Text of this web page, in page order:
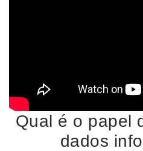
Qual é o papel
dados